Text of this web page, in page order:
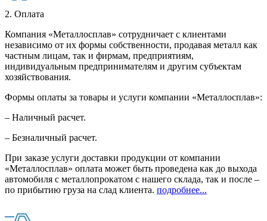
2. Оплата
Компания «Металлосплав» сотрудничает с клиентами
независимо от их формы собственности, продавая металл как
частным лицам, так и фирмам, предприятиям,
индивидуальным предпринимателям и другим субъектам
хозяйствования.
Формы оплаты за товары и услуги компании «Металлосплав»:
– Наличный расчет.
– Безналичный расчет.
При заказе услуги доставки продукции от компании
«Металлосплав» оплата может быть проведена как до выхода
автомобиля с металлопрокатом с нашего склада, так и после –
по прибытию груза на слад клиента. подробнее...